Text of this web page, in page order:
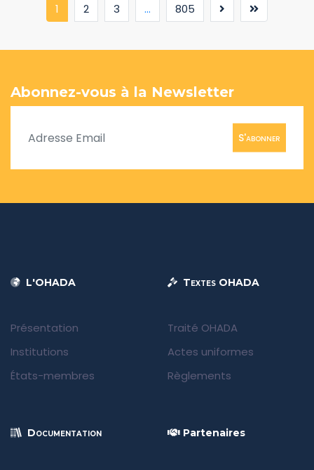
1 (current)
2 3 ... 805
Abonnez-vous à la Newsletter
S'abonner
L'OHADA
Présentation
Institutions
États-membres
Textes OHADA
Traité OHADA
Actes uniformes
Règlements
Documentation Partenaires